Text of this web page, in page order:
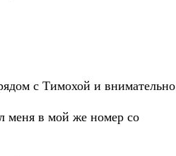
с Тимохой и внимательно
меня в мой же номер со